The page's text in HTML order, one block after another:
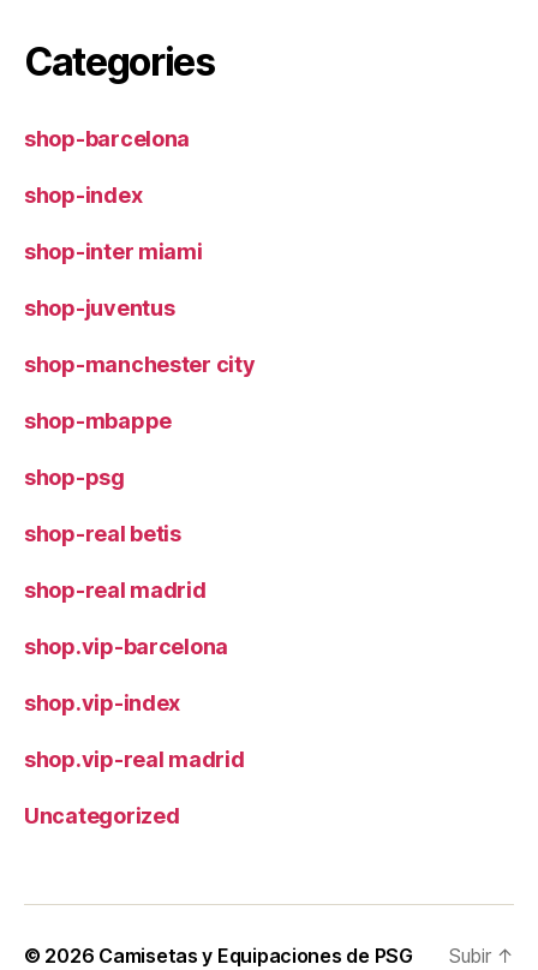
Categories
shop-barcelona
shop-index
shop-inter miami
shop-juventus
shop-manchester city
shop-mbappe
shop-psg
shop-real betis
shop-real madrid
shop.vip-barcelona
shop.vip-index
shop.vip-real madrid
Uncategorized
© 2026 Camisetas y Equipaciones de PSG Subir ↑